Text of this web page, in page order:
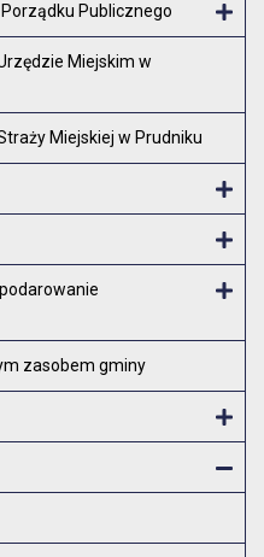
Publicznego
Miejskim w
Miejskiej w Prudniku
zasobem gminy